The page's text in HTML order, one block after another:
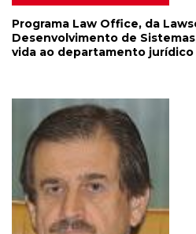
Programa Law Office, da
Desenvolvimento de
vida ao departamento jurídico